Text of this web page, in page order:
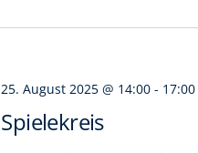
Spielekreis
25. August 2025 @ 14:00 - 17:00